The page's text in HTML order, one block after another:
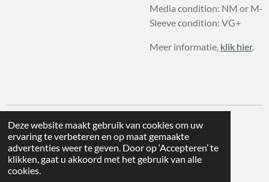
Deze website maakt gebruik van cookies om uw
ervaring te verbeteren en op maat gemaakte
advertenties weer te geven. Door op ‘Accepteren’ te
klikken, gaat u akkoord met het gebruik van alle
cookies.
Media condition: NM or M-
Sleeve condition: VG+
Meer informatie, klik hier.
© 2026 deWijnplaats